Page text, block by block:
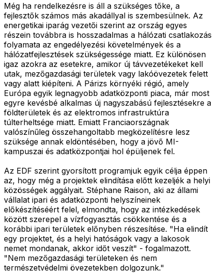
Még ha rendelkezésre is áll a szükséges tőke, a
fejlesztők számos más akadállyal is szembesülnek. Az
energetikai iparág vezetői szerint az ország egyes
részein továbbra is hosszadalmas a hálózati csatlakozás
folyamata az engedélyezési követelmények és a
hálózatfejlesztések szükségessége miatt. Ez különösen
igaz azokra az esetekre, amikor új távvezetékeket kell
utak, mezőgazdasági területek vagy lakóövezetek felett
vagy alatt kiépíteni. A Párizs környéki régió, amely
Európa egyik legnagyobb adatközponti piaca, már most
egyre kevésbé alkalmas új nagyszabású fejlesztésekre a
földterületek és az elektromos infrastruktúra
túlterheltsége miatt. Emiatt Franciaországnak
valószínűleg összehangoltabb megközelítésre lesz
szüksége annak eldöntésében, hogy a jövő MI-
kampuszai és adatközpontjai hol épüljenek fel.
Az EDF szerint gyorsított programjuk egyik célja éppen
az, hogy még a projektek elindítása előtt kezeljék a helyi
közösségek aggályait. Stéphane Raison, aki az állami
vállalat ipari és adatközponti helyszíneinek
előkészítéséért felel, elmondta, hogy az intézkedések
között szerepel a vízfogyasztás csökkentése és a
korábbi ipari területek előnyben részesítése. "Ha elindít
egy projektet, és a helyi hatóságok vagy a lakosok
nemet mondanak, akkor időt veszít" - fogalmazott.
"Nem mezőgazdasági területeken és nem
természetvédelmi övezetekben dolgozunk."